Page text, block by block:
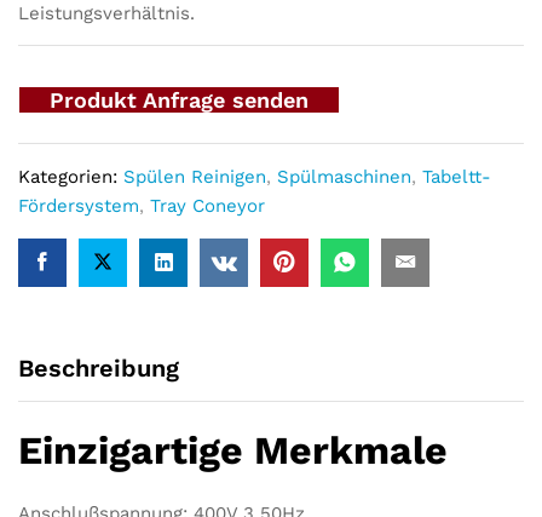
Leistungsverhältnis.
Produkt Anfrage senden
Kategorien: Spülen Reinigen, Spülmaschinen, Tabeltt-
Fördersystem, Tray Coneyor
Beschreibung
Einzigartige Merkmale